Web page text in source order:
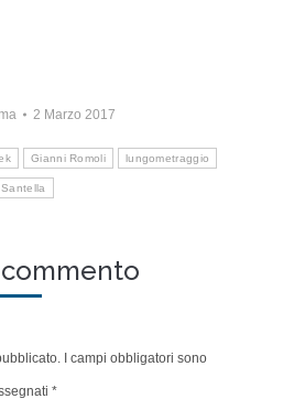
2 Marzo 2017
Gianni Romoli lungometraggio
I campi obbligatori sono
*